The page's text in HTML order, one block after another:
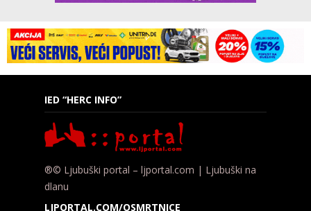
IED “HERC INFO”
®© Ljubuški portal – ljportal.com | Ljubuški na
dlanu
LJPORTAL.COM/OSMRTNICE